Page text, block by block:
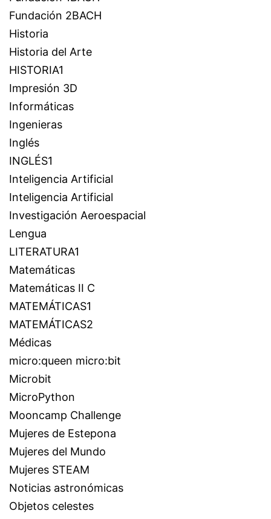
Fundación 2BACH
Historia
Historia del Arte
HISTORIA1
Impresión 3D
Informáticas
Ingenieras
Inglés
INGLÉS1
Inteligencia Artificial
Inteligencia Artificial
Investigación Aeroespacial
Lengua
LITERATURA1
Matemáticas
Matemáticas II C
MATEMÁTICAS1
MATEMÁTICAS2
Médicas
micro:queen micro:bit
Microbit
MicroPython
Mooncamp Challenge
Mujeres de Estepona
Mujeres del Mundo
Mujeres STEAM
Noticias astronómicas
Objetos celestes